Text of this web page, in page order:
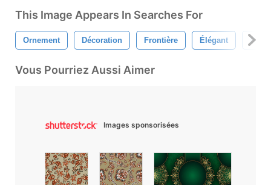
This Image Appears In Searches For
Ornement Décoration Frontière Élégant
Vous Pourriez Aussi Aimer
Images sponsorisées